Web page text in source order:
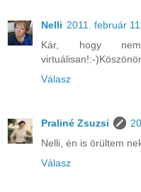
Nelli 2011. február
Kár, hogy
virtuálisan!:-
Válasz
Praliné Zsuzsi
Nelli, én is örültem
Válasz